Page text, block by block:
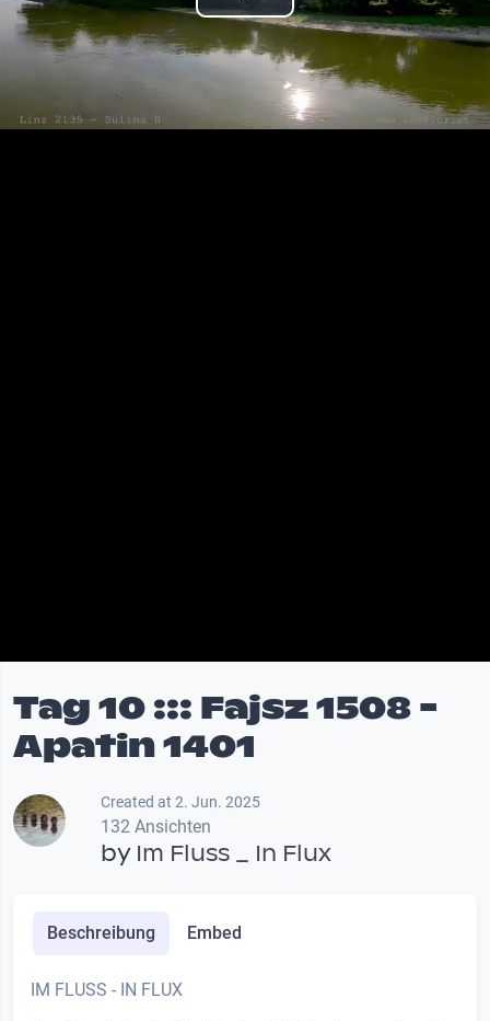
Play
Video
Tag 10 ::: Fajsz 1508 -
Apatin 1401
Created at 2. Jun. 2025
132 Ansichten
by Im Fluss _ In Flux
Beschreibung Embed
IM FLUSS - IN FLUX